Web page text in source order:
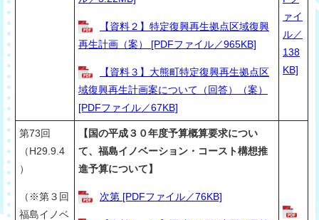
【資料２】特定復興再生拠点区域復興
再生計画（案） [PDFファイル／965KB]
【資料３】大熊町特定復興再生拠点区
域復興再生計画案について（回答）（案）
[PDFファイル／67KB]
ァイ
ル／
138
KB]
第73回
（H29.9.4
）
（※第３回
福島イノベ
【国の平成３０年度予算概算要求につい
て、福島イノベーション・コースト構想推
進予算について】
次第 [PDFファイル／76KB]